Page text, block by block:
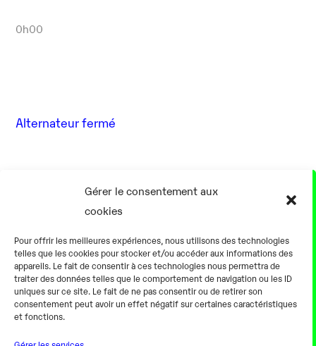
Gérer le consentement aux
cookies
Pour offrir les meilleures expériences, nous utilisons des technologies
telles que les cookies pour stocker et/ou accéder aux informations des
appareils. Le fait de consentir à ces technologies nous permettra de
traiter des données telles que le comportement de navigation ou les ID
uniques sur ce site. Le fait de ne pas consentir ou de retirer son
consentement peut avoir un effet négatif sur certaines caractéristiques
et fonctions.
0h00
Alternateur fermé
Alternateur fermé